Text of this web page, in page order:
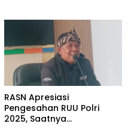
RASN Apresiasi
Pengesahan RUU Polri
2025, Saatnya